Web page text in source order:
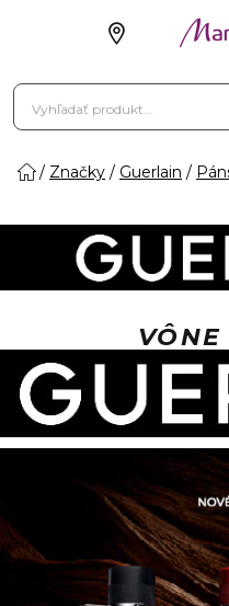
Značky Guerlain